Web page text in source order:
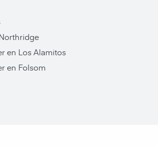
en Los Alamitos
en Folsom